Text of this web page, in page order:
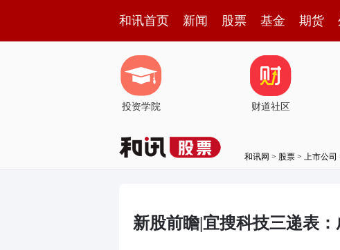
和讯首页 新闻 股票 基金 期货
投资学院 财道社区
和讯网 > 股票 > 上市公司
新股前瞻|宜搜科技三递表